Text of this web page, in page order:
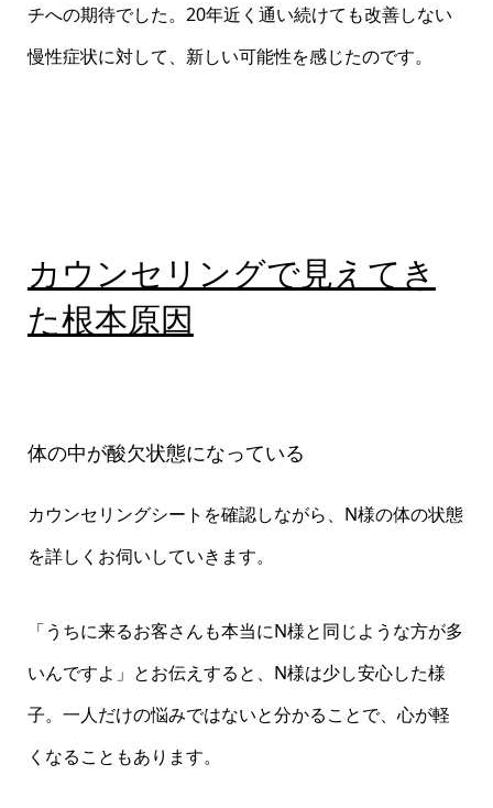
チへの期待でした。20年近く通い続けても改善しない
慢性症状に対して、新しい可能性を感じたのです。
カウンセリングで見えてき
た根本原因
体の中が酸欠状態になっている
カウンセリングシートを確認しながら、N様の体の状態
を詳しくお伺いしていきます。
「うちに来るお客さんも本当にN様と同じような方が多
いんですよ」とお伝えすると、N様は少し安心した様
子。一人だけの悩みではないと分かることで、心が軽
くなることもあります。